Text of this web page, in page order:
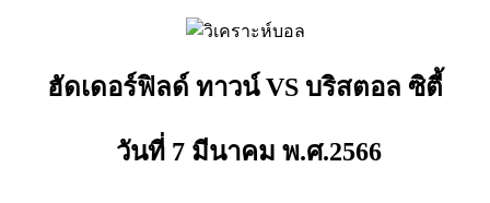
ฮัดเดอร์ฟิลด์ ทาวน์ VS บริสตอล ซิตี้
วันที่ 7 มีนาคม พ.ศ.2566